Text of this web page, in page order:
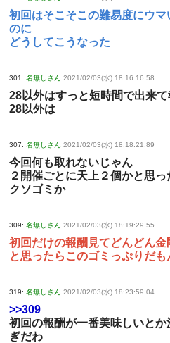
初回はそこそこの難易度にウ
のに
どうしてこうなった
301: 名無しさん 2021/02/03(水) 18:16:16.58
28以外はすっと短時間で出来
28以外は
307: 名無しさん 2021/02/03(水) 18:18:21.89
今回何も取れないじゃん
２開催ごとに天上２個かと思っ
クソゴミか
309: 名無しさん 2021/02/03(水) 18:19:29.55
初回だけの報酬見てどんどん
と思ったらこのゴミっぷりだも
319: 名無しさん 2021/02/03(水) 18:23:59.04
>>309
初回の報酬が一番美味しいと
ぎだわ